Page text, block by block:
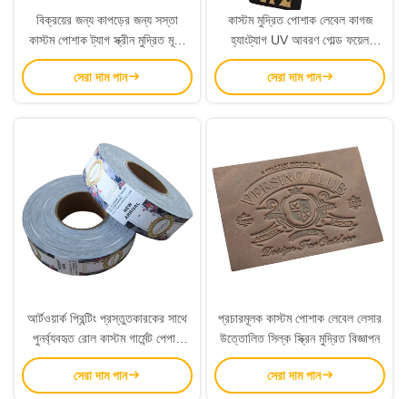
বিক্রয়ের জন্য কাপড়ের জন্য সস্তা
কাস্টম পোশাক ট্যাগ স্ক্রীন মুদ্রিত মূল্য
লেবেল
সেরা দাম পান
কাস্টম মুদ্রিত পোশাক লেবেল কাগজ
হ্যাংট্যাগ UV আবরণ গোল্ড ফয়েল
স্ট্যাম্পিং লোগো
সেরা দাম পান
আর্টওয়ার্ক প্রিন্টিং প্রস্তুতকারকের সাথে
পুনর্ব্যবহৃত রোল কাস্টম গার্মেন্ট পেপার
হ্যাংট্যাগ
সেরা দাম পান
প্রচারমূলক কাস্টম পোশাক লেবেল লেসার
উত্তোলিত সিল্ক স্ক্রিন মুদ্রিত বিজ্ঞাপন
সেরা দাম পান